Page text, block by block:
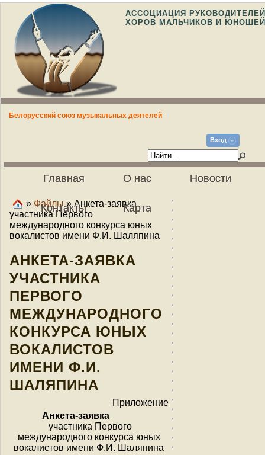
АССОЦИАЦИЯ РУКОВОДИТЕЛЕЙ
ХОРОВ МАЛЬЧИКОВ И ЮНОШЕЙ
Белорусский союз музыкальных деятелей
Вход
Главная О нас Новости
Контакты Карта
» Файлы» Анкета-заявка
участника Первого
международного конкурса юных
вокалистов имени Ф.И. Шаляпина
АНКЕТА-ЗАЯВКА
УЧАСТНИКА
ПЕРВОГО
МЕЖДУНАРОДНОГО
КОНКУРСА ЮНЫХ
ВОКАЛИСТОВ
ИМЕНИ Ф.И.
ШАЛЯПИНА
Приложение
Анкета-заявка
участника Первого
международного конкурса юных
вокалистов имени Ф.И. Шаляпина